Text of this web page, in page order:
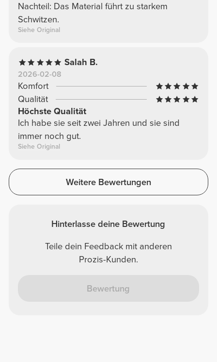
Nachteil: Das Material führt zu starkem
Schwitzen.
Siehe Original
Salah B.
2026-02-08
Komfort
Qualität
Höchste Qualität
Ich habe sie seit zwei Jahren und sie sind
immer noch gut.
Siehe Original
Weitere Bewertungen
Hinterlasse deine Bewertung
Teile dein Feedback mit anderen
Prozis-Kunden.
Bewertung